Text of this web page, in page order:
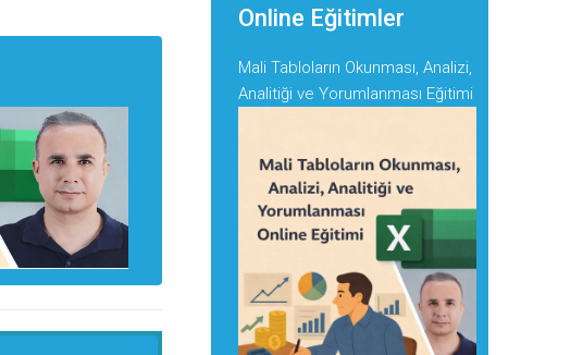
Online Eğitimler
Mali Tabloların Okunması, Analizi,
Analitiği ve Yorumlanması Eğitimi